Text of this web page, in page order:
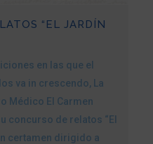
“EL JARDÍN
en las que el
va in crescendo, La
Médico El Carmen
concurso de relatos “El
certamen dirigido a